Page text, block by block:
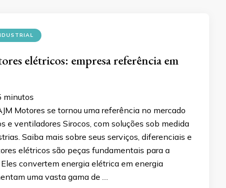
elétricos: empresa referência em
minutos
Motores se tornou uma referência no mercado
e ventiladores Sirocos, com soluções sob medida
Saiba mais sobre seus serviços, diferenciais e
elétricos são peças fundamentais para a
convertem energia elétrica em energia
uma vasta gama de …